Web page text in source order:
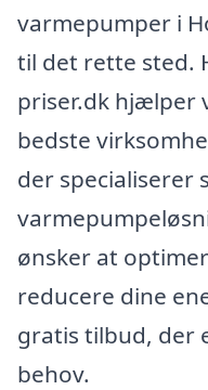
varmepumper i
til det rette sted.
priser.dk hjælper
bedste
der specialiserer
ønsker at
reducere dine
gratis tilbud, der
behov.